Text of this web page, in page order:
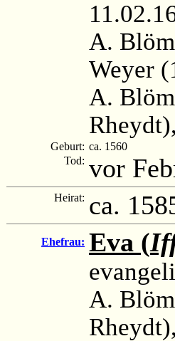
A.
Weyer
A.
Geburt: ca. 1560
Tod: vor
Heirat: ca.
Ehefrau: Eva (
A.